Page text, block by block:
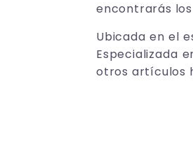
encontrarás
Ubicada en el
Especializada
otros artículos